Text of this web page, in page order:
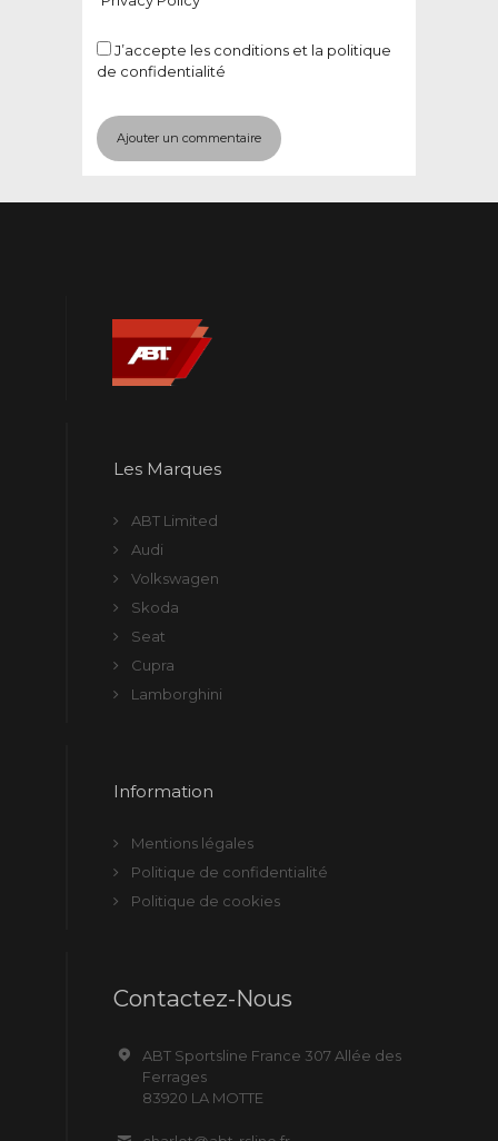
J’accepte les conditions et la politique
de confidentialité
Les Marques
ABT Limited
Audi
Volkswagen
Skoda
Seat
Cupra
Lamborghini
Information
Mentions légales
Politique de confidentialité
Politique de cookies
Contactez-Nous
ABT Sportsline France 307 Allée des
Ferrages
83920 LA MOTTE